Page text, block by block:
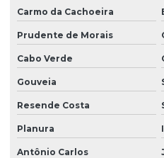
Carmo da Cachoeira
Prudente de Morais
Cabo Verde
Gouveia
Resende Costa
Planura
Antônio Carlos